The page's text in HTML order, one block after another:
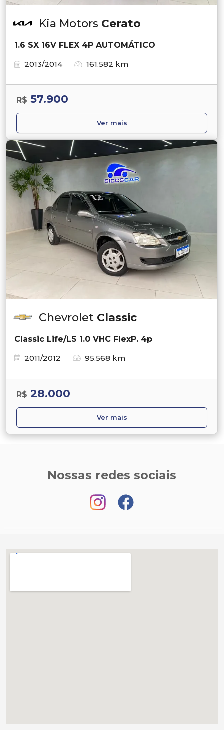
Kia Motors Cerato
1.6 SX 16V FLEX 4P AUTOMÁTICO
2013/2014
161.582 km
R$ 57.900
Ver mais
Chevrolet Classic
Classic Life/LS 1.0 VHC FlexP. 4p
2011/2012
95.568 km
R$ 28.000
Ver mais
Nossas redes sociais